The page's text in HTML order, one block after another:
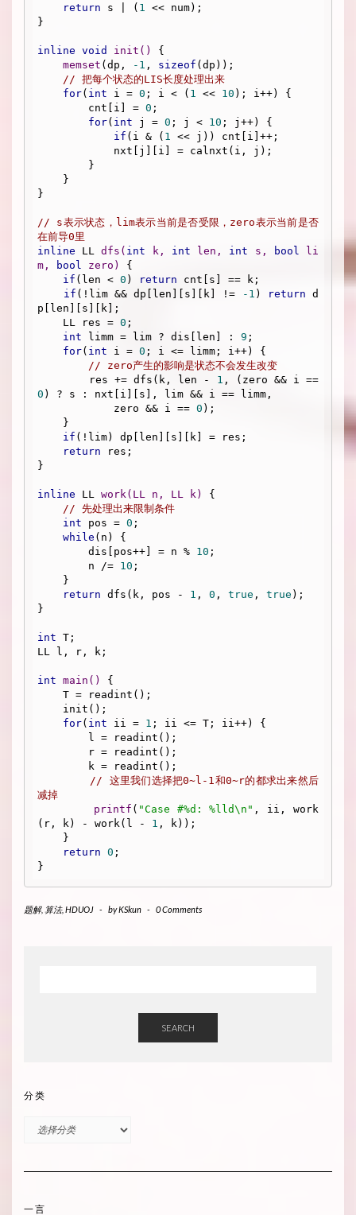
return s | ( 1 << num);
}
inline void init ()
{
memset (dp, -1 , sizeof (dp));
// 把每个状态的LIS长度处理出来
for( int i = 0 ; i < ( 1 << 10 ); i++) {
        cnt[i] =
0 ;
for( int j = 0 ; j < 10 ; j++) {
if (i & ( 1 << j)) cnt[i]++;
}
// s表示状态，lim表示当前是否受限，zero表示当前是否
在前导0里
inline LL dfs ( int k, int len, int s, bool li
m,
bool zero)
{
if (len < 0 ) return cnt[s] == k;
if (!lim && dp[len][s][k] != -1 ) return d
p[len][s][k];
    LL res =
0 ;
int limm = lim ? dis[len] : 9 ;
for( int i = 0 ; i <= limm; i++) {
// zero产生的影响是状态不会发生改变
        res += dfs(k, len -
1
0 ) ? s : nxt[i][s], lim && i == limm,
            zero && i ==
0 );
if (!lim) dp[len][s][k] = res;
return res;
}
inline LL work(LL n, LL k)
{
// 先处理出来限制条件
int pos = 0 ;
while (n) {
        dis[pos++] = n %
10 ;
        n /=
10 ;
return dfs(k, pos - 1 , 0 , true , true );
}
int T;
LL l, r, k;
int main ()
{
for( int ii = 1 ; ii <= T; ii++) {
// 这里我们选择把0~l-1和0~r的都求出来然后
减掉
printf ( "Case #%d: %lld\n" , ii, work
(r, k) - work(l - 1 , k));
return 0 ;
题解, 算法, HDUOJ - byKSkun - 0 Comments
SEARCH
分类
一言